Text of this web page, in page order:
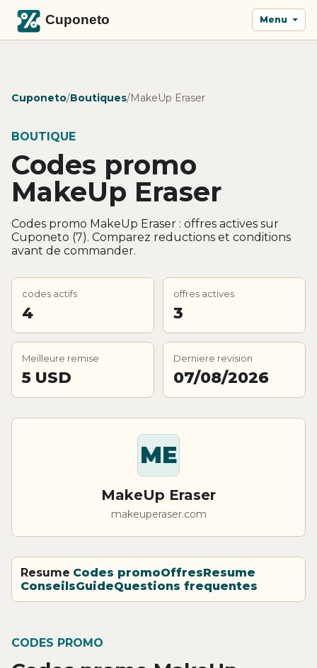
Menu
Cuponeto/Boutiques/MakeUp Eraser
BOUTIQUE
Codes promo
MakeUp Eraser
Codes promo MakeUp Eraser : offres actives sur
Cuponeto (7). Comparez reductions et conditions
avant de commander.
codes actifs
4
offres actives
3
Meilleure remise
5 USD
Derniere revision
07/08/2026
ME
MakeUp Eraser
makeuperaser.com
Resume Codes promoOffresResume
ConseilsGuideQuestions frequentes
CODES PROMO